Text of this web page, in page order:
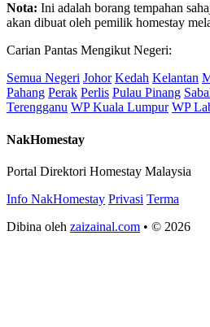
Nota: Ini adalah borang tempahan
akan dibuat oleh pemilik homestay
Carian Pantas Mengikut Negeri:
Semua Negeri Johor Kedah Kelantan
Pahang Perak Perlis Pulau Pinang
Terengganu WP Kuala Lumpur WP
NakHomestay
Portal Direktori Homestay Malaysia
Info NakHomestay Privasi Terma
Dibina oleh zaizainal.com • © 2026